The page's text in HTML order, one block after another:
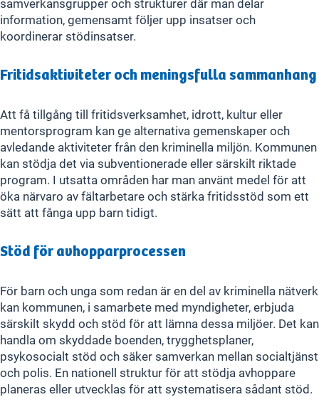
samverkansgrupper och strukturer där man delar
information, gemensamt följer upp insatser och
koordinerar stödinsatser.
Fritidsaktiviteter och meningsfulla sammanhang
Att få tillgång till fritidsverksamhet, idrott, kultur eller
mentorsprogram kan ge alternativa gemenskaper och
avledande aktiviteter från den kriminella miljön. Kommunen
kan stödja det via subventionerade eller särskilt riktade
program. I utsatta områden har man använt medel för att
öka närvaro av fältarbetare och stärka fritidsstöd som ett
sätt att fånga upp barn tidigt.
Stöd för avhopparprocessen
För barn och unga som redan är en del av kriminella nätverk
kan kommunen, i samarbete med myndigheter, erbjuda
särskilt skydd och stöd för att lämna dessa miljöer. Det kan
handla om skyddade boenden, trygghetsplaner,
psykosocialt stöd och säker samverkan mellan socialtjänst
och polis. En nationell struktur för att stödja avhoppare
planeras eller utvecklas för att systematisera sådant stöd.